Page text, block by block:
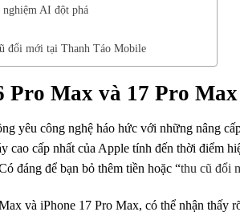
AI đột phá
đổi mới tại Thanh Táo Mobile
Pro Max và 17 Pro
yêu công nghệ háo hức với những nâng
cao cấp nhất của Apple tính đến thời điểm
đáng để bạn bỏ thêm tiền hoặc “thu cũ đổi
và iPhone 17 Pro Max, có thể nhận thấy